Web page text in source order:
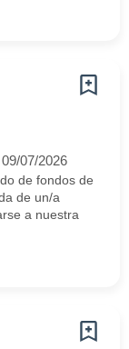
09/07/2026
de fondos de
de un/a
a nuestra